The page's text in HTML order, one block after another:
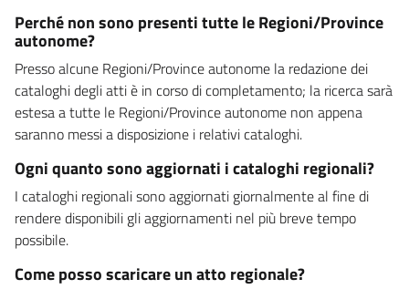
Perché non sono presenti tutte le Regioni/Province
autonome?
Presso alcune Regioni/Province autonome la redazione dei
cataloghi degli atti è in corso di completamento; la ricerca sarà
estesa a tutte le Regioni/Province autonome non appena
saranno messi a disposizione i relativi cataloghi.
Ogni quanto sono aggiornati i cataloghi regionali?
I cataloghi regionali sono aggiornati giornalmente al fine di
rendere disponibili gli aggiornamenti nel più breve tempo
possibile.
Come posso scaricare un atto regionale?